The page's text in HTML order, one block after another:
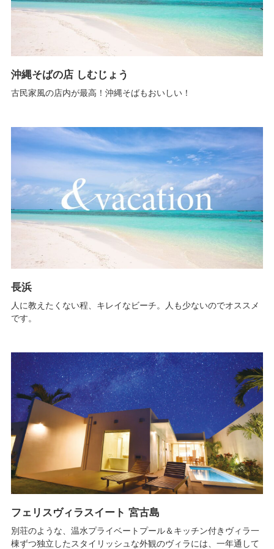
沖縄そばの店 しむじょう
古民家風の店内が最高！沖縄そばもおいしい！
長浜
人に教えたくない程、キレイなビーチ。人も少ないのでオススメ
です。
フェリスヴィラスイート 宮古島
別荘のような、温水プライベートプール＆キッチン付きヴィラ一
棟ずつ独立したスタイリッシュな外観のヴィラには、一年通して